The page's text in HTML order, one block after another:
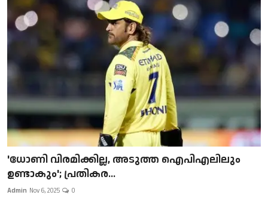
'ധോണി വിരമിക്കില്ല, അടുത്ത ഐപിഎലിലും
ഉണ്ടാകും'; പ്രതികര...
Admin Nov 6, 2025 0